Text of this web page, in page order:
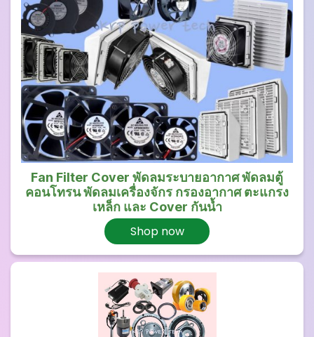
Fan Filter Cover พัดลมระบายอากาศ พัดลมตู้
คอนโทรน พัดลมเครื่องจักร กรองอากาศ ตะแกรง
เหล็ก และ Cover กันน้ำ
Shop now